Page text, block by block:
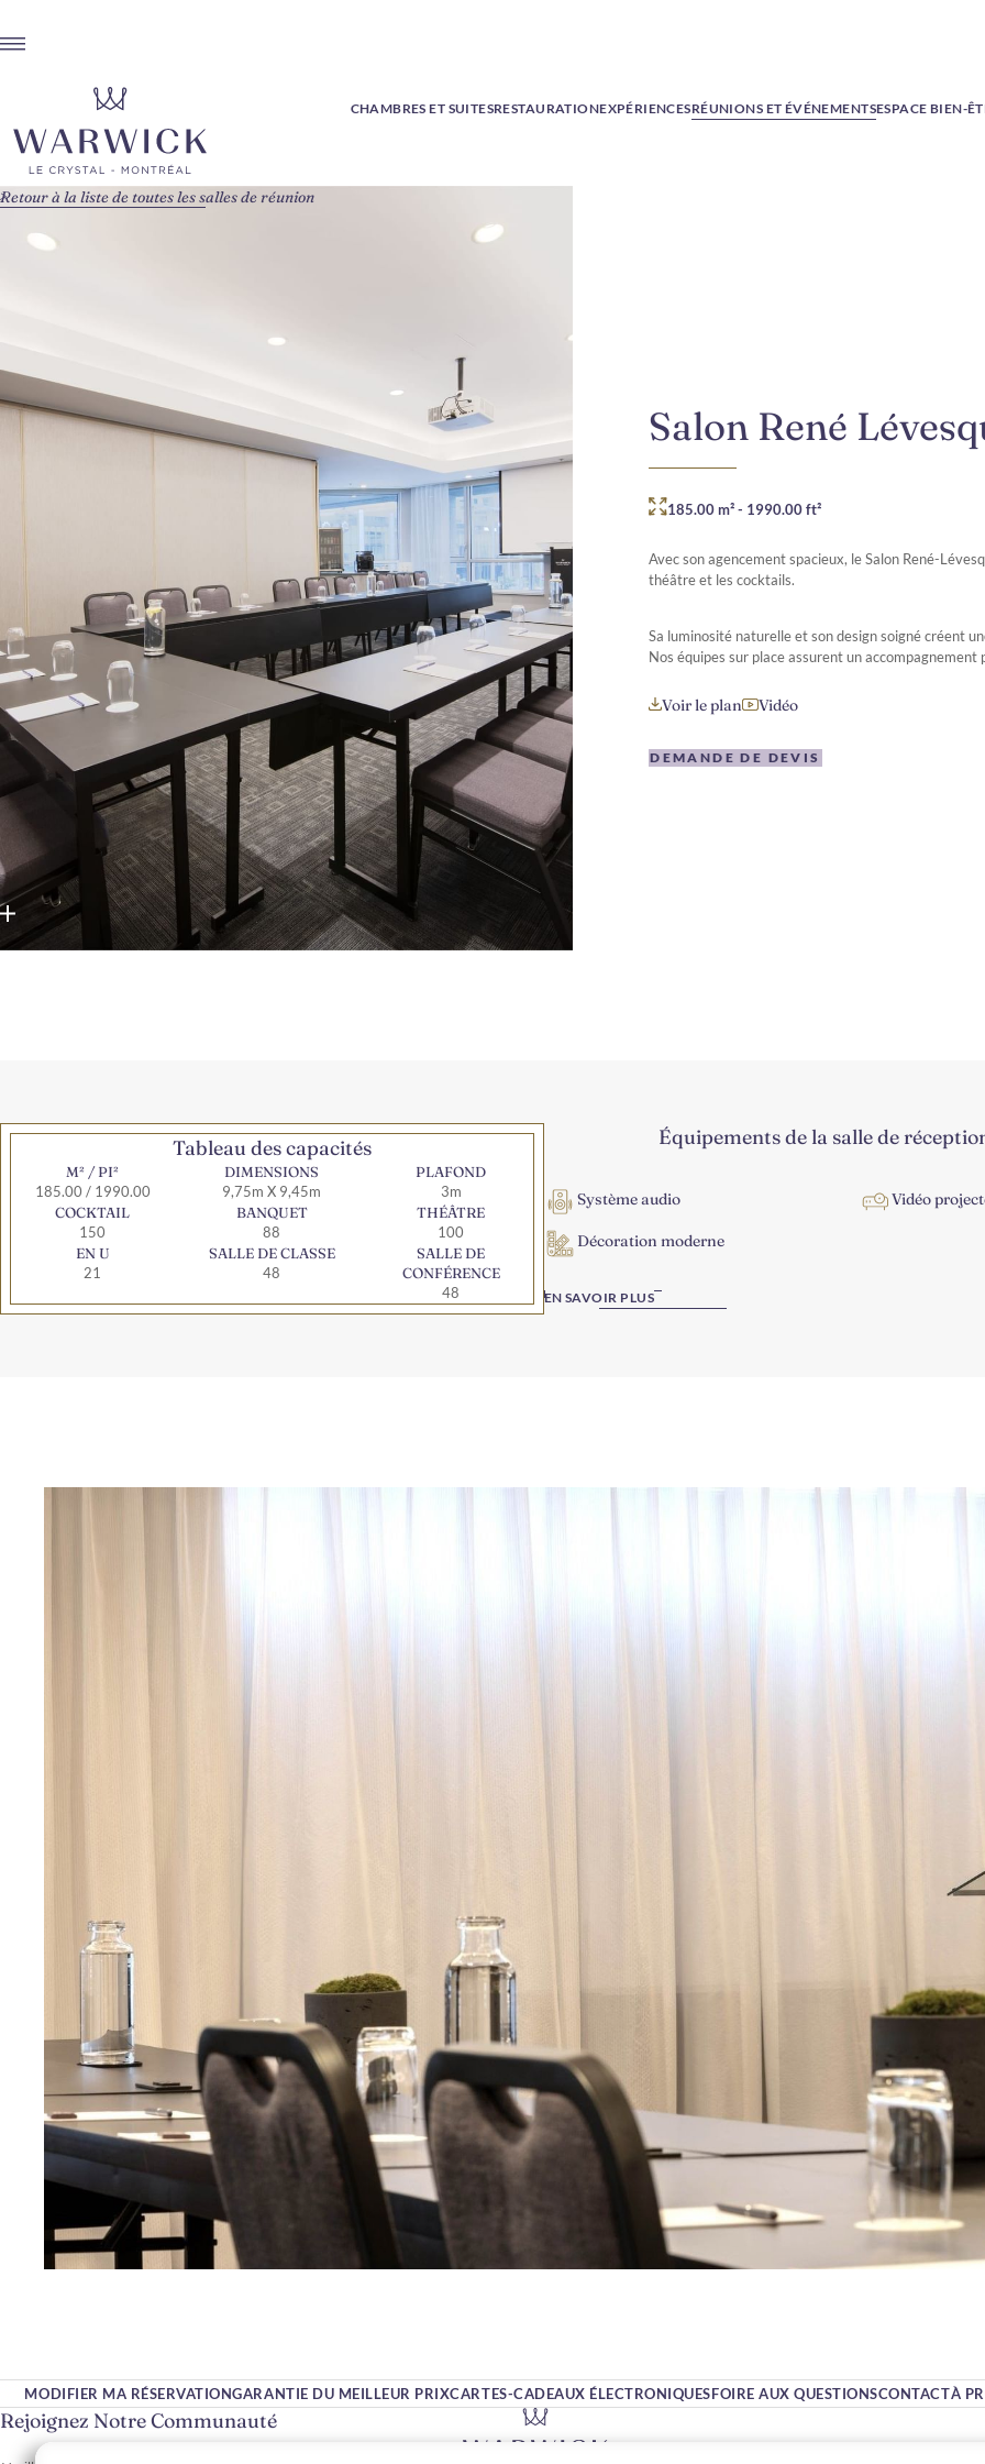
CHAMBRES ET SUITESRESTAURATIONEXPÉRIENCESRÉUNIONS ET ÉVÉNEMENTSESPACE BIEN-
Salon René
185.00 m² - 1990.00 ft²
Avec son agencement spacieux, le Salon René-
théâtre et les cocktails.
Sa luminosité naturelle et son design soigné créent
Nos équipes sur place assurent un
Voir le plan Vidéo
DEMANDE DE DEVIS
Retour à la liste de toutes les salles de réunion
Tableau des capacités
M² / PI²
185.00 / 1990.00
DIMENSIONS
9,75m X 9,45m
PLAFOND
3m
COCKTAIL
150
BANQUET
88
THÉÂTRE
100
EN U
21
SALLE DE CLASSE
48
SALLE DE
CONFÉRENCE
48
Équipements de la salle de
Système audio Vidéo
Décoration moderne
EN SAVOIR PLUS
MODIFIER MA RÉSERVATIONGARANTIE DU MEILLEUR PRIXCARTES-CADEAUX ÉLECTRONIQUESFOIRE AUX QUESTIONSCONTACTÀ
Rejoignez Notre Communauté
Veuillez saisir votre adresse e-mail